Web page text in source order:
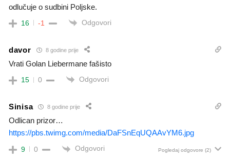
odlučuje o sudbini Poljske.
16 -1 Odgovori
davor 8 godine prije
Vrati Golan Liebermane fašisto
15 0 Odgovori
Sinisa 8 godine prije
Odlican prizor…
https://pbs.twimg.com/media/DaFSnEqUQAAvYM6.jpg
9 0 Odgovori Pogledaj odgovore (2)